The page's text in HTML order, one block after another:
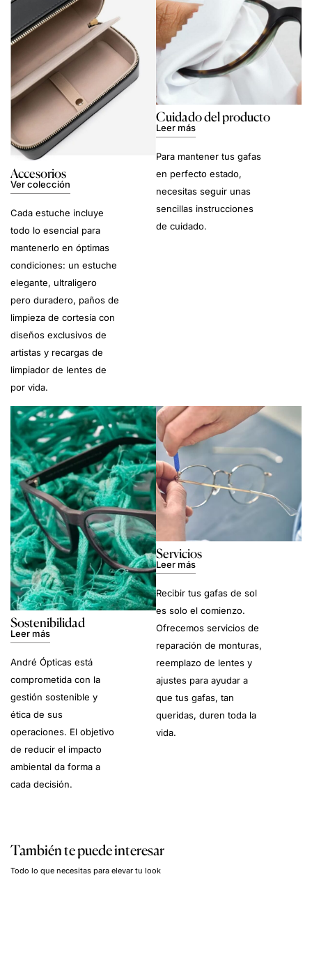
Accesorios
Ver colección
Cada estuche incluye
todo lo esencial para
mantenerlo en óptimas
condiciones: un estuche
elegante, ultraligero
pero duradero, paños de
limpieza de cortesía con
diseños exclusivos de
artistas y recargas de
limpiador de lentes de
por vida.
Cuidado del producto
Leer más
Para mantener tus gafas
en perfecto estado,
necesitas seguir unas
sencillas instrucciones
de cuidado.
Sostenibilidad
Leer más
André Ópticas está
comprometida con la
gestión sostenible y
ética de sus
operaciones. El objetivo
de reducir el impacto
ambiental da forma a
cada decisión.
Servicios
Leer más
Recibir tus gafas de sol
es solo el comienzo.
Ofrecemos servicios de
reparación de monturas,
reemplazo de lentes y
ajustes para ayudar a
que tus gafas, tan
queridas, duren toda la
vida.
También te puede interesar
Todo lo que necesitas para elevar tu look